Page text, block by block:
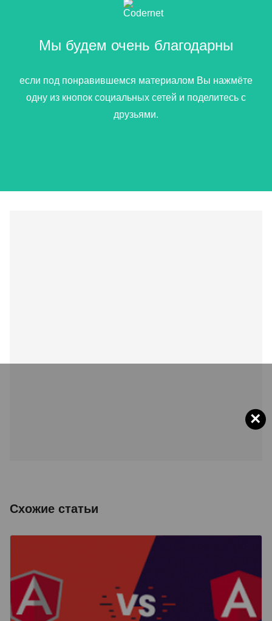
Мы будем очень благодарны
если под понравившемся материалом Вы нажмёте
одну из кнопок социальных сетей и поделитесь с
друзьями.
Схожие статьи
×